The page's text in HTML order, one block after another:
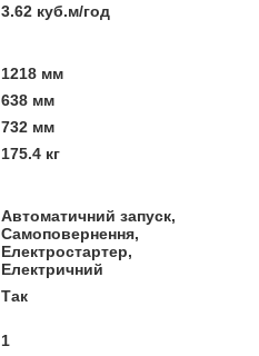
3.62 куб.м/год
1218 мм
638 мм
732 мм
175.4 кг
Автоматичний запуск,
Самоповернення,
Електростартер,
Електричний
Так
1